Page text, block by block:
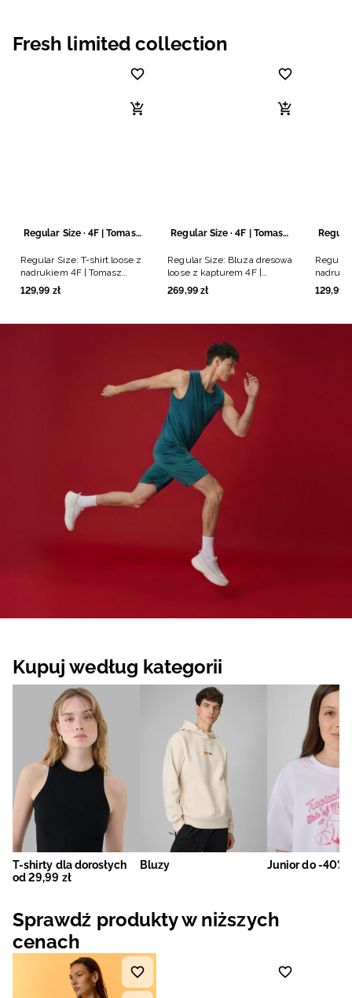
Fresh limited collection
Regular Size · 4F | Tomasz Fornal
Regular Size: T-shirt loose z
nadrukiem 4F | Tomasz
Fornal - czarny
129,99 zł
Regular Size · 4F | Tomasz Fornal
Regular Size: Bluza dresowa
loose z kapturem 4F |
Tomasz Fornal - szara
269,99 zł
Regular
Fornal -
129,99
Kupuj według kategorii
T-shirty dla dorosłych
od 29,99 zł
Bluzy Junior do -40%
Sprawdź produkty w niższych
cenach
Rumuński / RON